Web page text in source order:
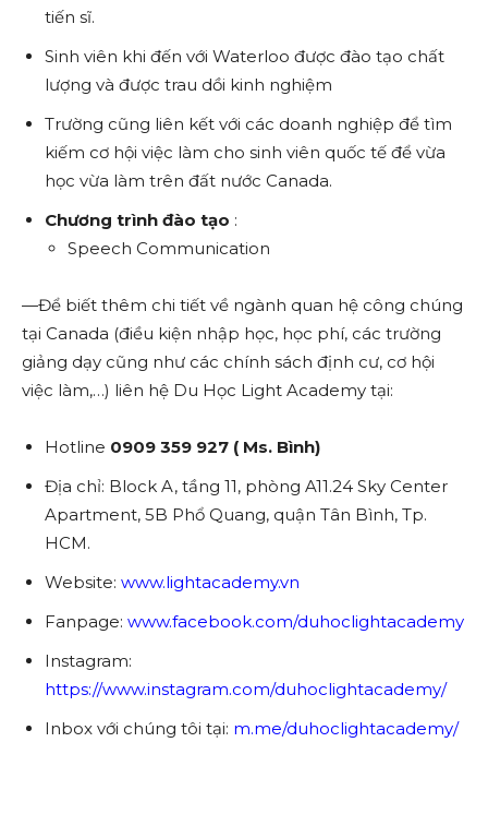
tiến sĩ.
Sinh viên khi đến với Waterloo được đào tạo chất
lượng và được trau dồi kinh nghiệm
Trường cũng liên kết với các doanh nghiệp để tìm
kiếm cơ hội việc làm cho sinh viên quốc tế để vừa
học vừa làm trên đất nước Canada.
Chương trình đào tạo :
Speech Communication
—Để biết thêm chi tiết về ngành quan hệ công chúng
tại Canada (điều kiện nhập học, học phí, các trường
giảng dạy cũng như các chính sách định cư, cơ hội
việc làm,…) liên hệ Du Học Light Academy tại:
Hotline 0909 359 927 ( Ms. Bình)
Địa chỉ: Block A, tầng 11, phòng A11.24 Sky Center
Apartment, 5B Phổ Quang, quận Tân Bình, Tp.
HCM.
Website: www.lightacademy.vn
Fanpage: www.facebook.com/duhoclightacademy
Instagram:
https://www.instagram.com/duhoclightacademy/
Inbox với chúng tôi tại: m.me/duhoclightacademy/